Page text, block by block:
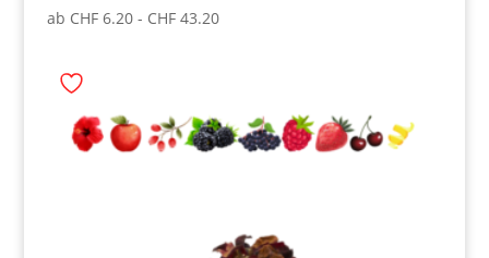
ab CHF6.20- CHF43.20